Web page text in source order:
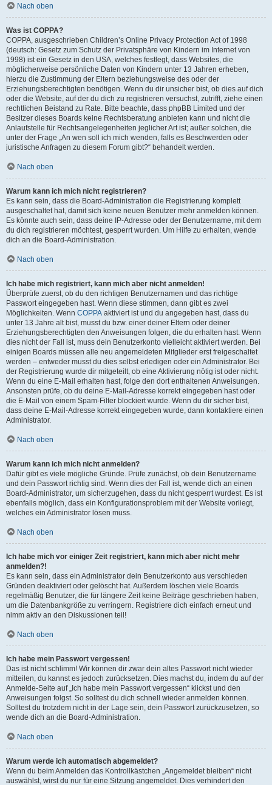
Nach oben
Was ist COPPA?
COPPA, ausgeschrieben Children’s Online Privacy Protection Act of 1998
(deutsch: Gesetz zum Schutz der Privatsphäre von Kindern im Internet von
1998) ist ein Gesetz in den USA, welches festlegt, dass Websites, die
möglicherweise persönliche Daten von Kindern unter 13 Jahren erheben,
hierzu die Zustimmung der Eltern beziehungsweise des oder der
Erziehungsberechtigten benötigen. Wenn du dir unsicher bist, ob dies auf dich
oder die Website, auf der du dich zu registrieren versuchst, zutrifft, ziehe einen
rechtlichen Beistand zu Rate. Bitte beachte, dass phpBB Limited und der
Besitzer dieses Boards keine Rechtsberatung anbieten kann und nicht die
Anlaufstelle für Rechtsangelegenheiten jeglicher Art ist; außer solchen, die
unter der Frage „An wen soll ich mich wenden, falls es Beschwerden oder
juristische Anfragen zu diesem Forum gibt?“ behandelt werden.
Nach oben
Warum kann ich mich nicht registrieren?
Es kann sein, dass die Board-Administration die Registrierung komplett
ausgeschaltet hat, damit sich keine neuen Benutzer mehr anmelden können.
Es könnte auch sein, dass deine IP-Adresse oder der Benutzername, mit dem
du dich registrieren möchtest, gesperrt wurden. Um Hilfe zu erhalten, wende
dich an die Board-Administration.
Nach oben
Ich habe mich registriert, kann mich aber nicht anmelden!
Überprüfe zuerst, ob du den richtigen Benutzernamen und das richtige
Passwort eingegeben hast. Wenn diese stimmen, dann gibt es zwei
Möglichkeiten. Wenn COPPA aktiviert ist und du angegeben hast, dass du
unter 13 Jahre alt bist, musst du bzw. einer deiner Eltern oder deiner
Erziehungsberechtigten den Anweisungen folgen, die du erhalten hast. Wenn
dies nicht der Fall ist, muss dein Benutzerkonto vielleicht aktiviert werden. Bei
einigen Boards müssen alle neu angemeldeten Mitglieder erst freigeschaltet
werden – entweder musst du dies selbst erledigen oder ein Administrator. Bei
der Registrierung wurde dir mitgeteilt, ob eine Aktivierung nötig ist oder nicht.
Wenn du eine E-Mail erhalten hast, folge den dort enthaltenen Anweisungen.
Ansonsten prüfe, ob du deine E-Mail-Adresse korrekt eingegeben hast oder
die E-Mail von einem Spam-Filter blockiert wurde. Wenn du dir sicher bist,
dass deine E-Mail-Adresse korrekt eingegeben wurde, dann kontaktiere einen
Administrator.
Nach oben
Warum kann ich mich nicht anmelden?
Dafür gibt es viele mögliche Gründe. Prüfe zunächst, ob dein Benutzername
und dein Passwort richtig sind. Wenn dies der Fall ist, wende dich an einen
Board-Administrator, um sicherzugehen, dass du nicht gesperrt wurdest. Es ist
ebenfalls möglich, dass ein Konfigurationsproblem mit der Website vorliegt,
welches ein Administrator lösen muss.
Nach oben
Ich habe mich vor einiger Zeit registriert, kann mich aber nicht mehr
anmelden?!
Es kann sein, dass ein Administrator dein Benutzerkonto aus verschieden
Gründen deaktiviert oder gelöscht hat. Außerdem löschen viele Boards
regelmäßig Benutzer, die für längere Zeit keine Beiträge geschrieben haben,
um die Datenbankgröße zu verringern. Registriere dich einfach erneut und
nimm aktiv an den Diskussionen teil!
Nach oben
Ich habe mein Passwort vergessen!
Das ist nicht schlimm! Wir können dir zwar dein altes Passwort nicht wieder
mitteilen, du kannst es jedoch zurücksetzen. Dies machst du, indem du auf der
Anmelde-Seite auf „Ich habe mein Passwort vergessen“ klickst und den
Anweisungen folgst. So solltest du dich schnell wieder anmelden können.
Solltest du trotzdem nicht in der Lage sein, dein Passwort zurückzusetzen, so
wende dich an die Board-Administration.
Nach oben
Warum werde ich automatisch abgemeldet?
Wenn du beim Anmelden das Kontrollkästchen „Angemeldet bleiben“ nicht
auswählst, wirst du nur für eine Sitzung angemeldet. Dies verhindert den